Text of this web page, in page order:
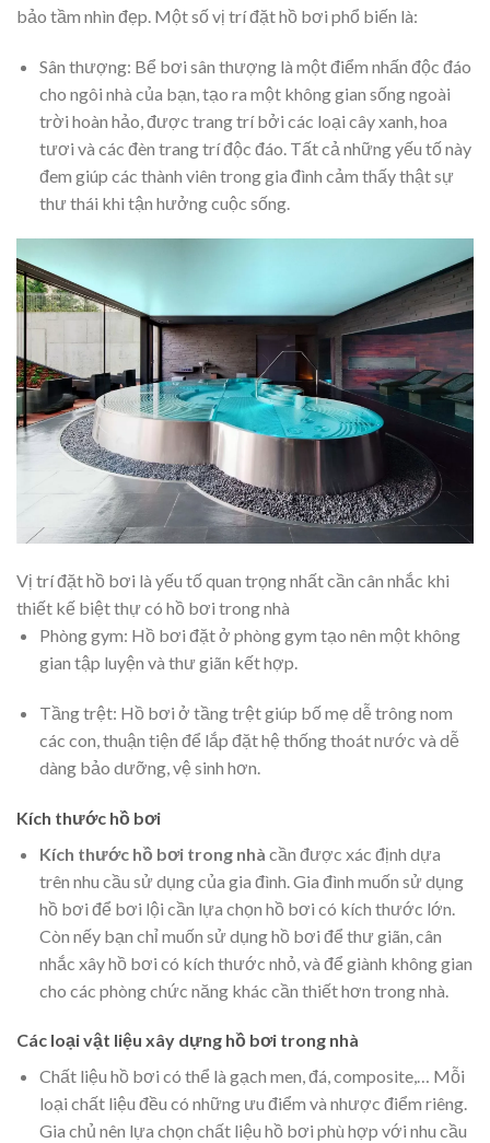
bảo tầm nhìn đẹp. Một số vị trí đặt hồ bơi phổ biến là:
Sân thượng: Bể bơi sân thượng là một điểm nhấn độc đáo
cho ngôi nhà của bạn, tạo ra một không gian sống ngoài
trời hoàn hảo, được trang trí bởi các loại cây xanh, hoa
tươi và các đèn trang trí độc đáo. Tất cả những yếu tố này
đem giúp các thành viên trong gia đình cảm thấy thật sự
thư thái khi tận hưởng cuộc sống.
Vị trí đặt hồ bơi là yếu tố quan trọng nhất cần cân nhắc khi
thiết kế biệt thự có hồ bơi trong nhà
Phòng gym: Hồ bơi đặt ở phòng gym tạo nên một không
gian tập luyện và thư giãn kết hợp.
Tầng trệt: Hồ bơi ở tầng trệt giúp bố mẹ dễ trông nom
các con, thuận tiện để lắp đặt hệ thống thoát nước và dễ
dàng bảo dưỡng, vệ sinh hơn.
Kích thước hồ bơi
Kích thước hồ bơi trong nhà cần được xác định dựa
trên nhu cầu sử dụng của gia đình. Gia đình muốn sử dụng
hồ bơi để bơi lội cần lựa chọn hồ bơi có kích thước lớn.
Còn nếy bạn chỉ muốn sử dụng hồ bơi để thư giãn, cân
nhắc xây hồ bơi có kích thước nhỏ, và để giành không gian
cho các phòng chức năng khác cần thiết hơn trong nhà.
Các loại vật liệu xây dựng hồ bơi trong nhà
Chất liệu hồ bơi có thể là gạch men, đá, composite,… Mỗi
loại chất liệu đều có những ưu điểm và nhược điểm riêng.
Gia chủ nên lựa chọn chất liệu hồ bơi phù hợp với nhu cầu